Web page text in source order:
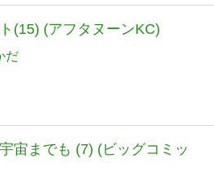
(15) (アフタヌーンKC)
だ
宙までも (7) (ビッグコミッ